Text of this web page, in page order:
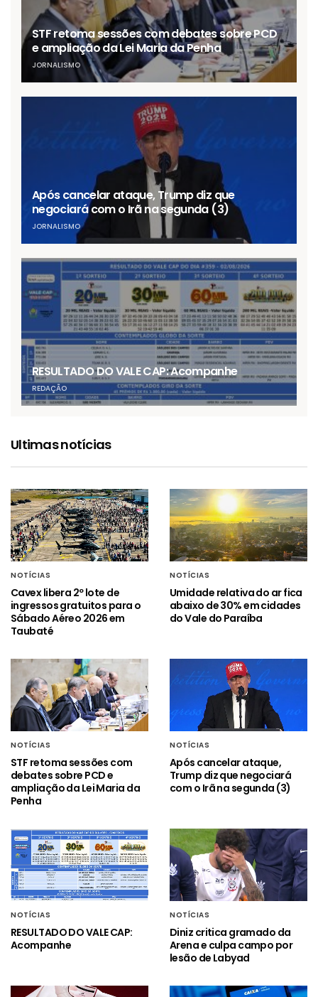
STF retoma sessões com debates sobre PCD
e ampliação da Lei Maria da Penha
JORNALISMO
Após cancelar ataque, Trump diz que
negociará com o Irã na segunda (3)
JORNALISMO
RESULTADO DO VALE CAP: Acompanhe
REDAÇÃO
Ultimas notícias
NOTÍCIAS
Cavex libera 2º lote de
ingressos gratuitos para o
Sábado Aéreo 2026 em
Taubaté
NOTÍCIAS
Umidade relativa do ar fica
abaixo de 30% em cidades
do Vale do Paraíba
NOTÍCIAS
STF retoma sessões com
debates sobre PCD e
ampliação da Lei Maria da
Penha
NOTÍCIAS
Após cancelar ataque,
Trump diz que negociará
com o Irã na segunda (3)
NOTÍCIAS
RESULTADO DO VALE CAP:
Acompanhe
NOTÍCIAS
Diniz critica gramado da
Arena e culpa campo por
lesão de Labyad